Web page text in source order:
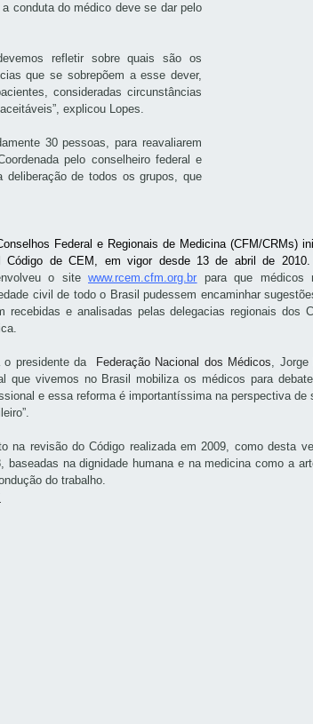
a conduta do médico deve se dar pelo
refletir sobre quais são os
que se sobrepõem a esse dever,
consideradas circunstâncias
explicou Lopes.
30 pessoas, para reavaliarem
pelo conselheiro federal e
de todos os grupos, que
Federal e Regionais de Medicina (CFM/CRMs)
Código de CEM, em vigor desde 13 de abril de
o sitewww.rcem.cfm.org.br para que médicos
civil de todo o Brasil pudessem encaminhar
recebidas e analisadas pelas delegacias regionais
o presidente da Federação Nacional dos Médicos, Jorge
que vivemos no Brasil mobiliza os médicos para
e essa reforma é importantíssima na perspectiva
na revisão do Código realizada em 2009, como desta
baseadas na dignidade humana e na medicina como a
do trabalho.